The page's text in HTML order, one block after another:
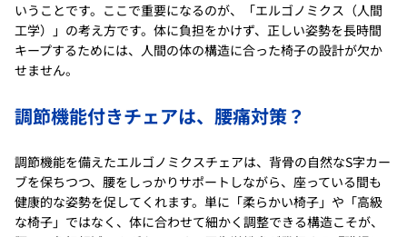
いうことです。ここで重要になるのが、「エルゴノミクス（人間
工学）」の考え方です。体に負担をかけず、正しい姿勢を長時間
キープするためには、人間の体の構造に合った椅子の設計が欠か
せません。
調節機能付きチェアは、腰痛対策？
調節機能を備えたエルゴノミクスチェアは、背骨の自然なS字カー
ブを保ちつつ、腰をしっかりサポートしながら、座っている間も
健康的な姿勢を促してくれます。単に「柔らかい椅子」や「高級
な椅子」ではなく、体に合わせて細かく調整できる構造こそが、